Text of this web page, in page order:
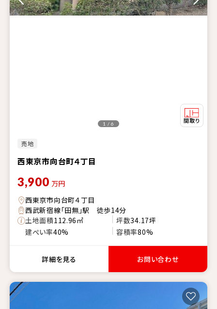
売地
西東京市向台町４丁目
1 / 6
3,900 万円
西東京市向台町４丁目
西武新宿線「田無」駅 徒歩14分
土地面積112.96㎡ 坪数34.17坪
建ぺい率40% 容積率80%
詳細を見る お問い合わせ